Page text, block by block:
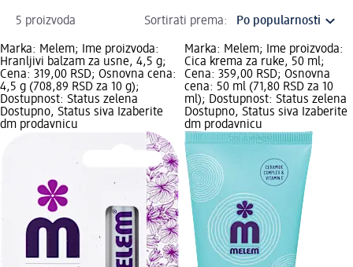
5 proizvoda Sortirati prema:
Marka: Melem; Ime proizvoda:
Hranljivi balzam za usne, 4,5 g;
Cena: 319,00 RSD; Osnovna cena:
4,5 g (708,89 RSD za 10 g);
Dostupnost: Status zelena
Dostupno, Status siva Izaberite
dm prodavnicu
Marka: Melem; Ime proizvoda:
Cica krema za ruke, 50 ml;
Cena: 359,00 RSD; Osnovna
cena: 50 ml (71,80 RSD za 10
ml); Dostupnost: Status zelena
Dostupno, Status siva Izaberite
dm prodavnicu